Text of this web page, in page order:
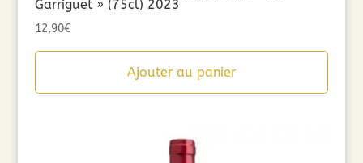
Garriguet » (75cl) 2023
12,90€
Ajouter au panier